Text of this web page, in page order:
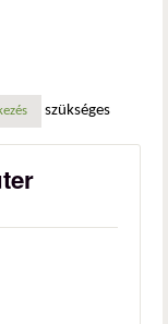
szükséges